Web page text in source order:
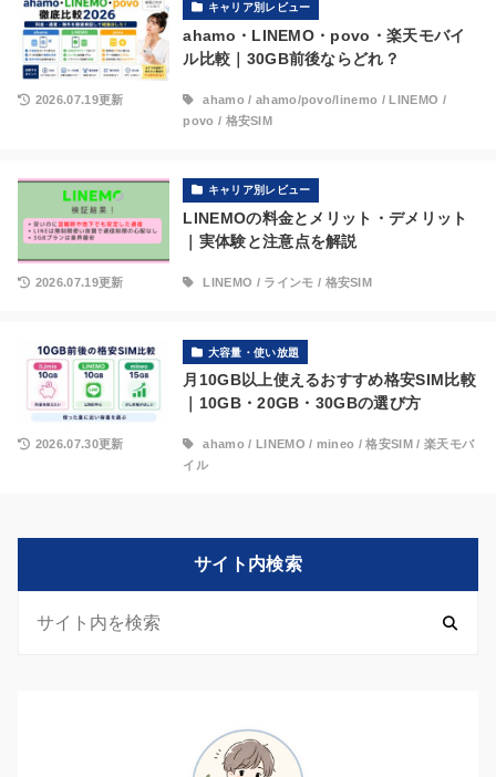
キャリア別レビュー
ahamo・LINEMO・povo・楽天モバイ
ル比較｜30GB前後ならどれ？
2026.07.19更新 ahamo / ahamo/povo/linemo /LINEMO /
povo / 格安SIM
キャリア別レビュー
LINEMOの料金とメリット・デメリット
｜実体験と注意点を解説
2026.07.19更新 LINEMO / ラインモ / 格安SIM
大容量・使い放題
月10GB以上使えるおすすめ格安SIM比較
｜10GB・20GB・30GBの選び方
2026.07.30更新 ahamo / LINEMO / mineo /格安SIM / 楽天モバ
イル
サイト内検索